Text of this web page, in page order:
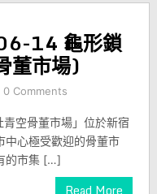
14 龜形鎖
董市場)
0 Comments
空骨董市場」位於新宿
中心極受歡迎的骨董市
的市集 […]